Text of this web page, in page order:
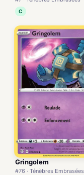
C
Gringolem
#76 · Ténèbres Embrasées